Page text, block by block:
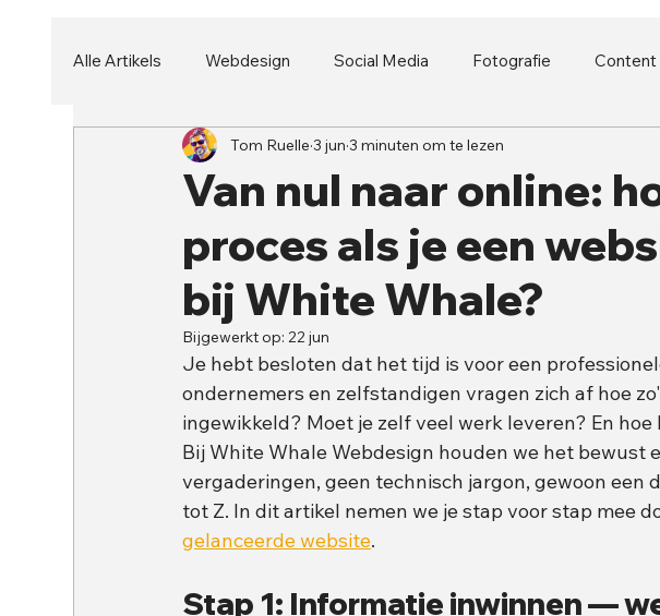
Alle Artikels Webdesign Social Media Fotografie Content
Branding
Van nul naar online:
proces als je een
bij White Whale?
Tom Ruelle 3 jun 3 minuten om te lezen
Bijgewerkt op:22 jun
Je hebt besloten dat het tijd is voor een
ondernemers en zelfstandigen vragen zich af hoe
ingewikkeld? Moet je zelf veel werk leveren? En
Bij White Whale Webdesign houden we het bewust
vergaderingen, geen technisch jargon, gewoon
tot Z. In dit artikel nemen we je stap voor stap mee
gelanceerde website.
Stap 1: Informatie inwinnen —